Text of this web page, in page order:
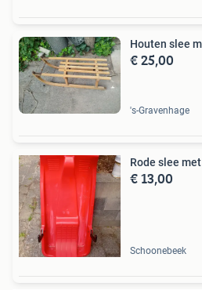
Houten slee
€ 25,00
's-Gravenhage
Rode slee
€ 13,00
Schoonebeek